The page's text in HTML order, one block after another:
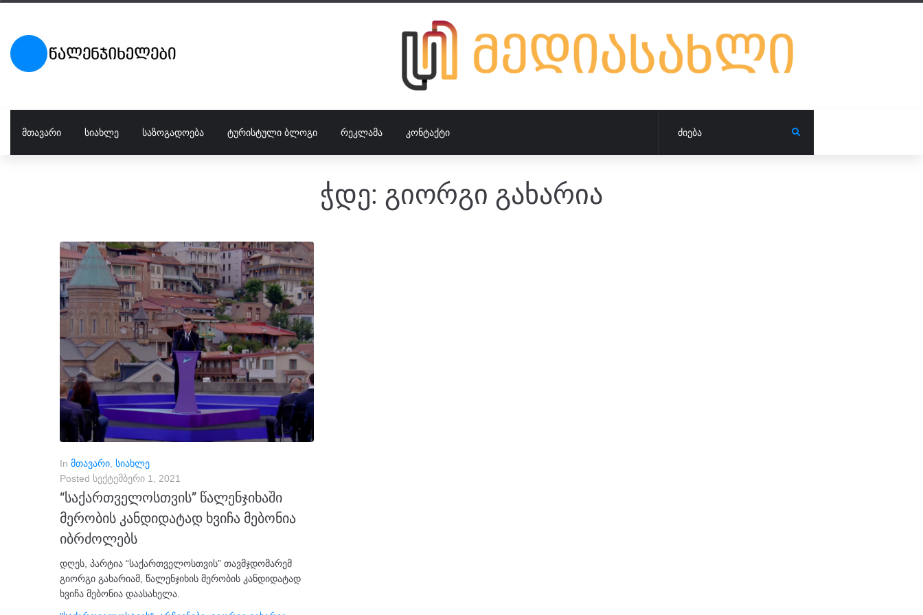
ᲛᲗᲐᲕᲐᲠᲘ ᲡᲘᲐᲮᲚᲔ ᲡᲐᲖᲝᲒᲐᲓᲝᲔᲑᲐ ᲢᲣᲠᲘᲡᲢᲣᲚᲘ ᲑᲚᲝᲒᲘ ᲠᲔᲙᲚᲐᲛᲐ ᲙᲝᲜᲢᲐᲥᲢᲘ
ჭდე: გიორგი გახარია
In მთავარი სიახლე
Posted სექტემბერი 1, 2021
“საქართველოსთვის” წალენჯიხაში
მერობის კანდიდატად ხვიჩა მებონია
იბრძოლებს
დღეს, პარტია “საქართველოსთვის” თავმჯდომარემ
გიორგი გახარიამ, წალენჯიხის მერობის კანდიდატად
ხვიჩა მებონია დაასახელა.